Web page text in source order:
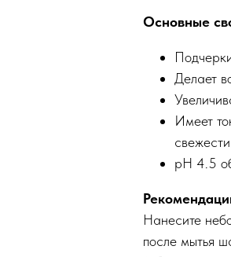
Основные
Делает
Имеет
свежести.
pH 4.5
Нанесите
после мытья